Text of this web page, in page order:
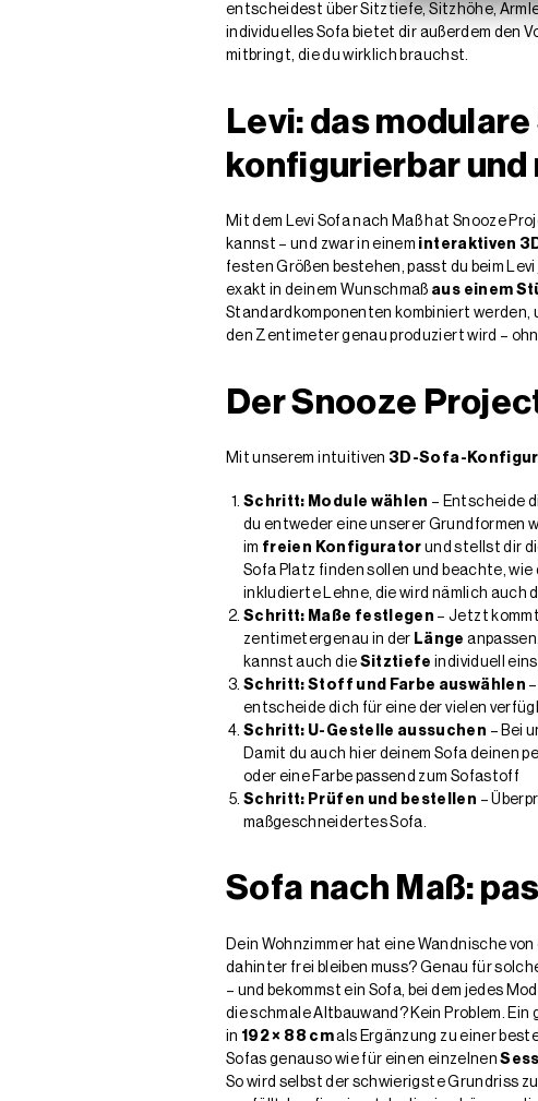
entscheidest über Sitztiefe, Sitzhöhe,
individuelles Sofa bietet dir außerdem den
mitbringt, die du wirklich brauchst.
Levi: das
konfigurierbar
Mit dem Levi Sofa nach Maß hat Snooze
kannst – und zwar in einem interaktiven
festen Größen bestehen, passt du beim
exakt in deinem Wunschmaß aus einem
Standardkomponenten kombiniert werden,
den Zentimeter genau produziert wird –
Der Snooze
Mit unserem intuitiven 3D-Sofa-
Schritt: Module wählen – Entscheide
du entweder eine unserer Grundformen
im freien Konfigurator und stellst dir
Sofa Platz finden sollen und beachte,
inkludierte Lehne, die wird nämlich auch
Schritt: Maße festlegen – Jetzt
zentimetergenau in der Länge
kannst auch die Sitztiefe individuell
Schritt: Stoff und Farbe auswählen
entscheide dich für eine der vielen
Schritt: U-Gestelle aussuchen – Bei
Damit du auch hier deinem Sofa deinen
oder eine Farbe passend zum Sofastoff
Schritt: Prüfen und bestellen –
maßgeschneidertes Sofa.
Sofa nach Maß:
Dein Wohnzimmer hat eine Wandnische
dahinter frei bleiben muss? Genau für
– und bekommst ein Sofa, bei dem jedes
die schmale Altbauwand? Kein Problem. Ein
in 192 × 88 cmals Ergänzung zu einer
Sofas genauso wie für einen einzelnen
So wird selbst der schwierigste Grundriss